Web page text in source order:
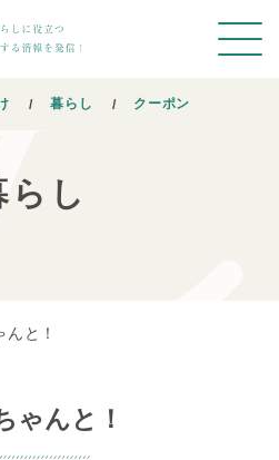
暮らし クーポン
らし
んと！
ゃんと！